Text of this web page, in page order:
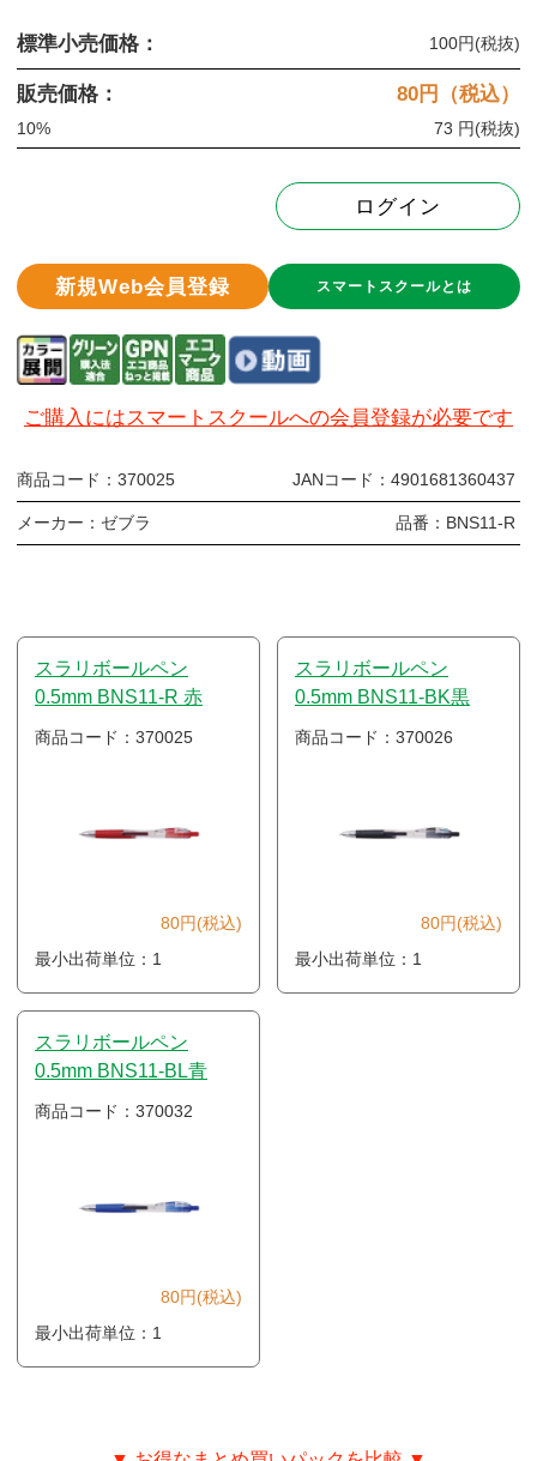
標準小売価格： 100円(税抜)
販売価格： 80円（税込）
10% 73 円(税抜)
ログイン
新規Web会員登録 スマートスクールとは
ご購入にはスマートスクールへの会員登録が必要です
商品コード： 370025 JANコード： 4901681360437
メーカー： ゼブラ 品番： BNS11-R
スラリボールペン
0.5mm BNS11-R 赤
商品コード：370025
80円(税込)
最小出荷単位：1
スラリボールペン
0.5mm BNS11-BK黒
商品コード：370026
80円(税込)
最小出荷単位：1
スラリボールペン
0.5mm BNS11-BL青
商品コード：370032
80円(税込)
最小出荷単位：1